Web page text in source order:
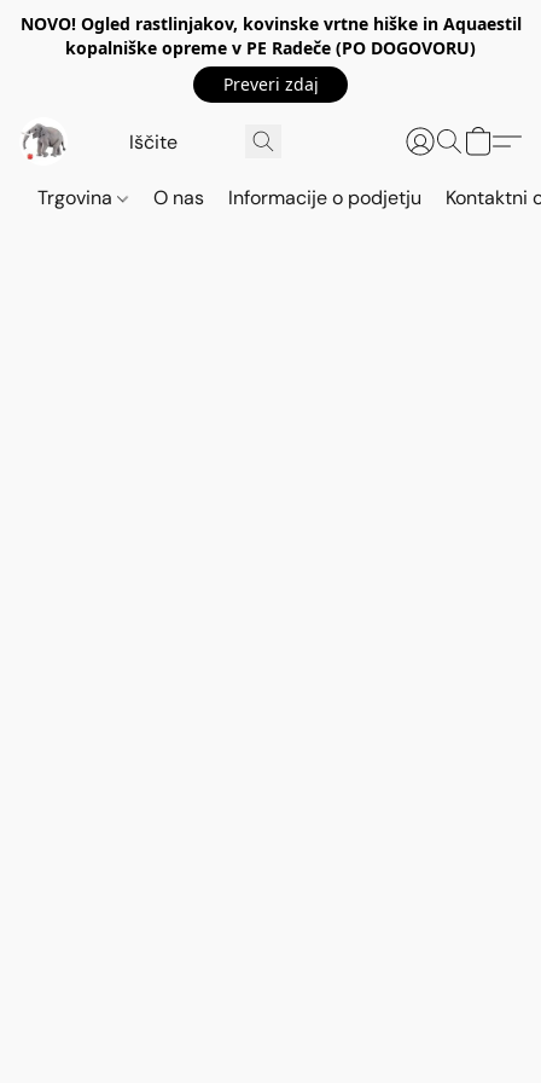
NOVO! Ogled rastlinjakov, kovinske vrtne hiške in Aquaestil
kopalniške opreme v PE Radeče (PO DOGOVORU)
Preveri zdaj
Trgovina O nas Informacije o podjetju Kontaktni